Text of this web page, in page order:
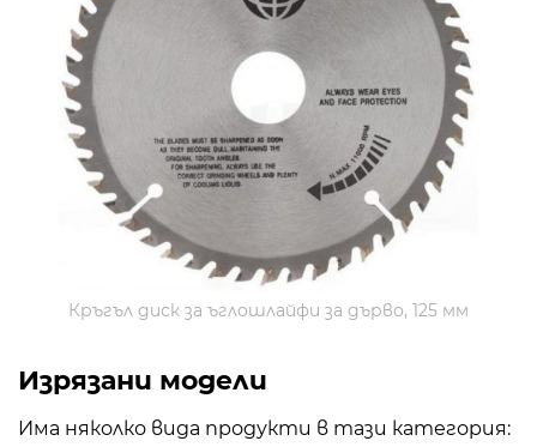
Кръгъл диск за ъглошлайфи за дърво, 125 мм
Изрязани модели
Има няколко вида продукти в тази категория: